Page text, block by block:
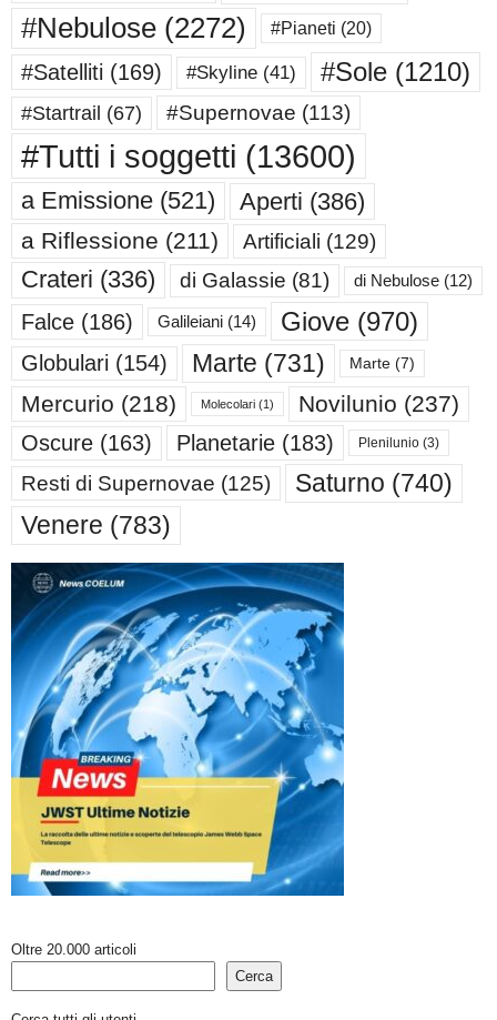
#Nebulose (2272) #Pianeti (20)
#Satelliti (169) #Skyline (41) #Sole (1210)
#Startrail (67) #Supernovae (113)
#Tutti i soggetti (13600)
a Emissione (521) Aperti (386)
a Riflessione (211) Artificiali (129)
Crateri (336) di Galassie (81) di Nebulose (12)
Falce (186) Galileiani (14) Giove (970)
Globulari (154) Marte (731) Marte (7)
Mercurio (218) Molecolari (1) Novilunio (237)
Oscure (163) Planetarie (183) Plenilunio (3)
Resti di Supernovae (125) Saturno (740)
Venere (783)
Oltre 20.000 articoli
Cerca